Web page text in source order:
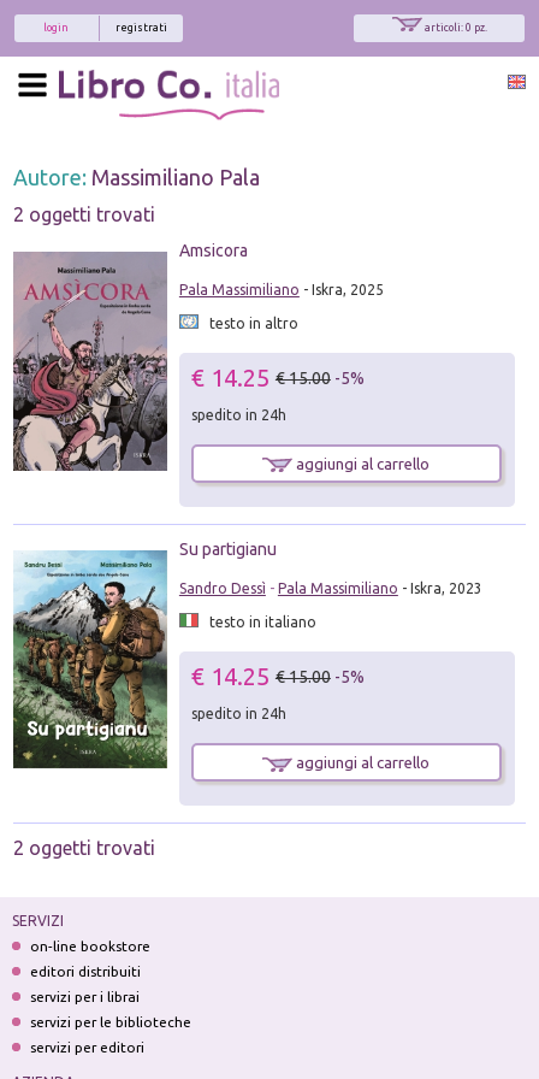
articoli: 0 pz.
registrati
login
Autore: Massimiliano Pala
2 oggetti trovati
Amsicora
Pala Massimiliano - Iskra, 2025
testo in altro
€ 14.25 € 15.00 -5%
spedito in 24h
aggiungi al carrello
Su partigianu
Sandro Dessì - Pala Massimiliano - Iskra, 2023
testo in italiano
€ 14.25 € 15.00 -5%
spedito in 24h
aggiungi al carrello
2 oggetti trovati
SERVIZI
on-line bookstore
editori distribuiti
servizi per i librai
servizi per le biblioteche
servizi per editori